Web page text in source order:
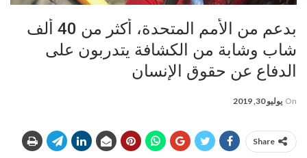
بدعم من الأمم المتحدة، أكثر من 40 ألف
شاب وشابة من الكشافة يتدربون على
الدفاع عن حقوق الإنسان
On يوليو 30, 2019
Share